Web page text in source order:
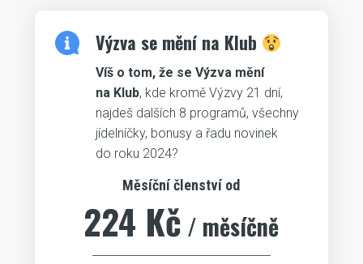
Výzva se mění na Klub
Víš o tom, že se Výzva mění
na Klub, kde kromě Výzvy 21 dní,
najdeš dalších 8 programů, všechny
jídelníčky, bonusy a řadu novinek
do roku 2024?
Měsíční členství od
224 Kč / měsíčně